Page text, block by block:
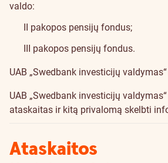
valdo:
II pakopos pensijų fondus;
III pakopos pensijų fondus.
UAB „Swedbank investicijų
UAB „Swedbank investicijų
ataskaitas ir kitą privalomą skelbti
Ataskaitos